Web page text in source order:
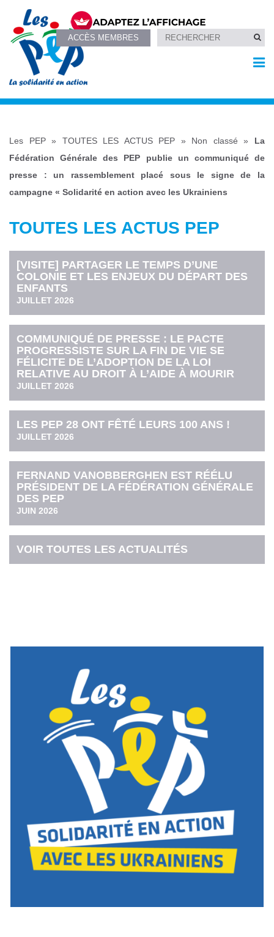
ACCÈS MEMBRES
Les PEP» TOUTES LES ACTUS PEP » Non classé » La
Fédération Générale des PEP publie un communiqué de
presse : un rassemblement placé sous le signe de la
campagne « Solidarité en action avec les Ukrainiens
TOUTES LES ACTUS PEP
[VISITE] PARTAGER LE TEMPS D’UNE
COLONIE ET LES ENJEUX DU DÉPART DES
ENFANTS
JUILLET 2026
COMMUNIQUÉ DE PRESSE : LE PACTE
PROGRESSISTE SUR LA FIN DE VIE SE
FÉLICITE DE L’ADOPTION DE LA LOI
RELATIVE AU DROIT À L’AIDE À MOURIR
JUILLET 2026
LES PEP 28 ONT FÊTÉ LEURS 100 ANS !
JUILLET 2026
FERNAND VANOBBERGHEN EST RÉÉLU
PRÉSIDENT DE LA FÉDÉRATION GÉNÉRALE
DES PEP
JUIN 2026
VOIR TOUTES LES ACTUALITÉS